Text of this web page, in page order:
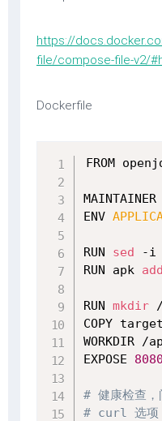
https://
file/compose-file-v2/
Dockerfile
FROM
ENV
RUN sed -i
RUN apk add
RUN mkdir
COPY
WORKDIR /
EXPOSE 8080
# 健康检查
# curl 选项 -f